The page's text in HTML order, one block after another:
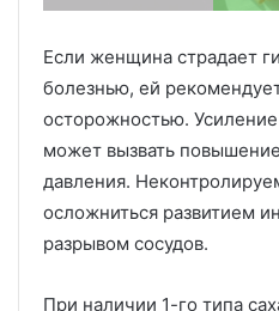
Если женщина страдает
болезнью, ей
осторожностью.
может вызвать
давления.
осложниться развитием
разрывом сосудов.
При наличии 1-го типа